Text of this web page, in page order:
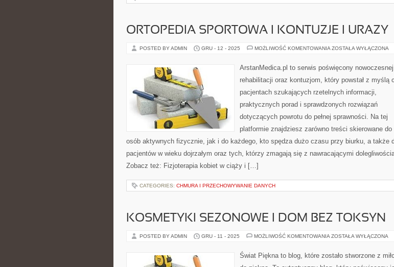
ORTOPEDIA SPORTOWA I KONTUZJE I URAZY
POSTED BY ADMIN GRU - 12 - 2025 MOŻLIWOŚĆ KOMENTOWANIA ORTOPEDIA
KONTUZJE
I
ZOSTAŁA WYŁĄCZONA
ArstanMedica.pl to serwis poświęcony nowoczesnej
rehabilitacji oraz kontuzjom, który powstał z myślą
pacjentach szukających rzetelnych informacji,
praktycznych porad i sprawdzonych rozwiązań
dotyczących powrotu do pełnej sprawności. Na tej
platformie znajdziesz zarówno treści skierowane do
osób aktywnych fizycznie, jak i do każdego, kto spędza dużo czasu przy biurku, a także
pacjentów w wieku dojrzałym oraz tych, którzy zmagają się z nawracającymi
Zobacz też: Fizjoterapia kobiet w ciąży i […]
CATEGORIES: CHMURA I PRZECHOWYWANIE DANYCH
KOSMETYKI SEZONOWE I DOM BEZ TOKSYN
POSTED BY ADMIN GRU - 11 - 2025 MOŻLIWOŚĆ KOMENTOWANIA KOSMETYKI
DOM
BEZ
ZOSTAŁA WYŁĄCZONA
Świat Piękna to blog, które zostało stworzone z